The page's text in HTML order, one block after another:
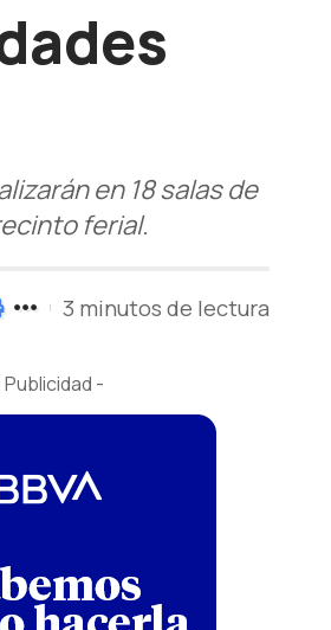
en 18 salas de
ferial.
3 minutos de lectura
Publicidad -